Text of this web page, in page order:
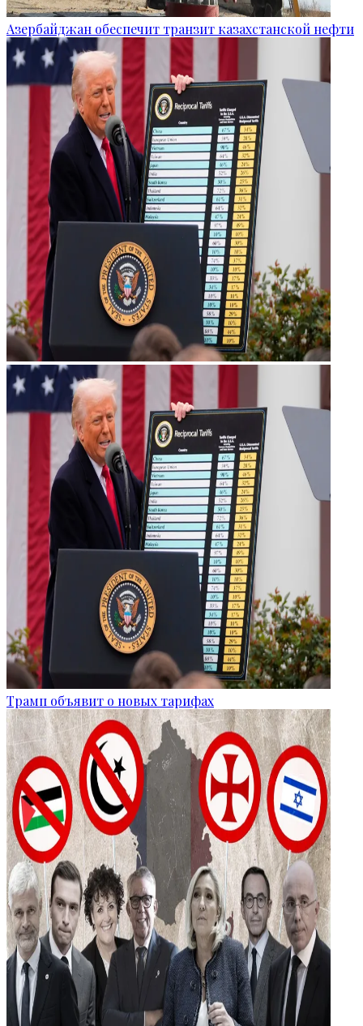
Азербайджан обеспечит транзит казахстанской нефти
Трамп объявит о новых тарифах